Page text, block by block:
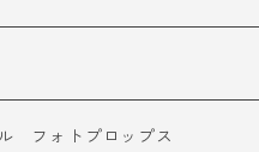
フォトプロップス